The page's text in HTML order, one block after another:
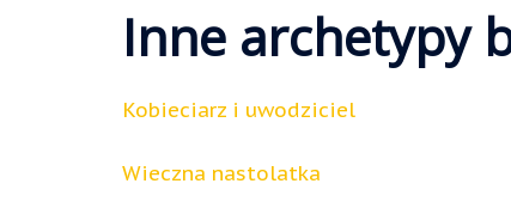
Inne archetypy
Kobieciarz i uwodziciel
Wieczna nastolatka